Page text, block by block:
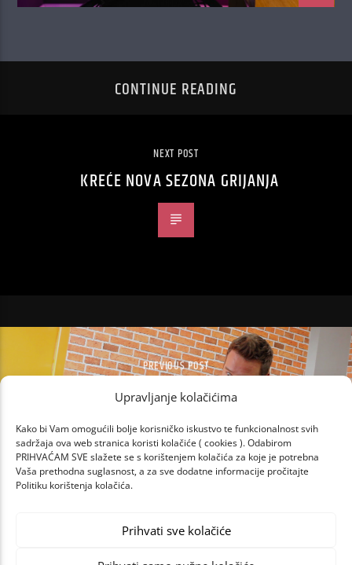
Upravljanje kolačićima
Kako bi Vam omogućili bolje korisničko iskustvo te funkcionalnost svih
sadržaja ova web stranica koristi kolačiće ( cookies ). Odabirom
PRIHVAĆAM SVE slažete se s korištenjem kolačića za koje je potrebna
Vaša prethodna suglasnost, a za sve dodatne informacije pročitajte
Politiku korištenja kolačića.
Prihvati sve kolačiće
CONTINUE READING
NEXT POST
KREĆE NOVA SEZONA GRIJANJA
PREVIOUS POST
SIMPTOMI ILI NE?!